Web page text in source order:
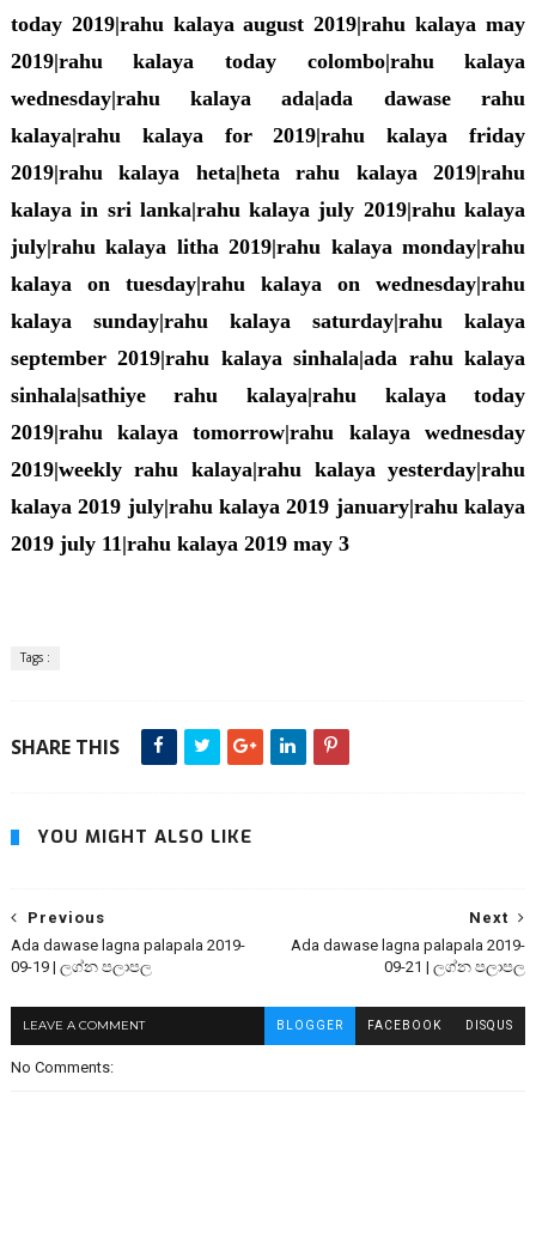
today 2019|rahu kalaya august 2019|rahu kalaya may
2019|rahu kalaya today colombo|rahu kalaya
wednesday|rahu kalaya ada|ada dawase rahu
kalaya|rahu kalaya for 2019|rahu kalaya friday
2019|rahu kalaya heta|heta rahu kalaya 2019|rahu
kalaya in sri lanka|rahu kalaya july 2019|rahu kalaya
july|rahu kalaya litha 2019|rahu kalaya monday|rahu
kalaya on tuesday|rahu kalaya on wednesday|rahu
kalaya sunday|rahu kalaya saturday|rahu kalaya
september 2019|rahu kalaya sinhala|ada rahu kalaya
sinhala|sathiye rahu kalaya|rahu kalaya today
2019|rahu kalaya tomorrow|rahu kalaya wednesday
2019|weekly rahu kalaya|rahu kalaya yesterday|rahu
kalaya 2019 july|rahu kalaya 2019 january|rahu kalaya
2019 july 11|rahu kalaya 2019 may 3
Tags :
SHARE THIS
YOU MIGHT ALSO LIKE
Next
Ada dawase lagna palapala 2019-
09-21 | ලග්න පලාපල
Previous
Ada dawase lagna palapala 2019-
09-19 | ලග්න පලාපල
LEAVE A COMMENT BLOGGER FACEBOOK DISQUS
No Comments: